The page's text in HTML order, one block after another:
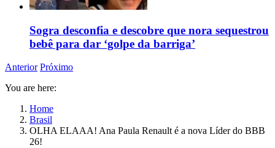
Sogra desconfia e descobre que nora sequestrou
bebê para dar ‘golpe da barriga’
Anterior Próximo
You are here:
Home
Brasil
OLHA ELAAA! Ana Paula Renault é a nova Líder do BBB
26!